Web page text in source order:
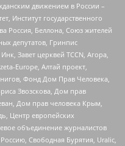
движением в России –
Институт государственного
Россия, Беллона, Союз жителей
депутатов, Гринпис
Завет церквей TCCN, Агора,
Europe, Алтай проект,
Фонд Дом Прав Человека,
Звозскова, Дом прав
Дом прав человека Крым,
Центр европейских
объединение журналистов
Свободная Бурятия, Uralic,